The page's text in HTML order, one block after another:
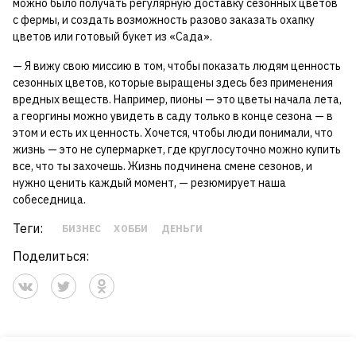
можно было получать регулярную доставку сезонных цветов
с фермы, и создать возможность разово заказать охапку
цветов или готовый букет из «Сада».
— Я вижу свою миссию в том, чтобы показать людям ценность
сезонных цветов, которые выращены здесь без применения
вредных веществ. Например, пионы — это цветы начала лета,
а георгины можно увидеть в саду только в конце сезона — в
этом и есть их ценность. Хочется, чтобы люди понимали, что
жизнь — это не супермаркет, где круглосуточно можно купить
все, что ты захочешь. Жизнь подчинена смене сезонов, и
нужно ценить каждый момент, — резюмирует наша
собеседница.
Теги: БИЗНЕС ХОББИ ДЕНЬГИ
Поделиться: